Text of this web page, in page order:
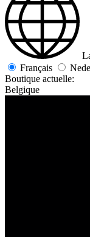
Français
Boutique actuelle:
Belgique